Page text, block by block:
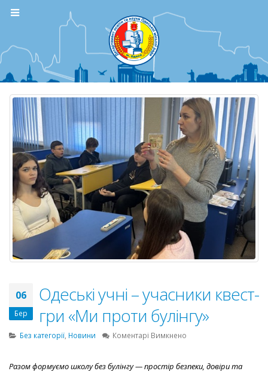
06
Бер
Одеські учні – учасники квест-
гри «Ми проти булінгу»
Без категорії, Новини Коментарі Вимкнено
Разом формуємо школу без булінгу — простір безпеки, довіри та